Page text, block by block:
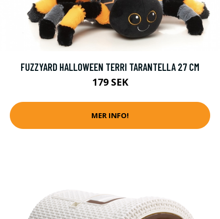
FUZZYARD HALLOWEEN TERRI TARANTELLA 27 CM
179 SEK
MER INFO!